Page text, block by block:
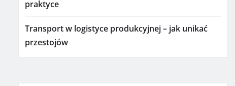
praktyce
Transport w logistyce produkcyjnej – jak unikać
przestojów